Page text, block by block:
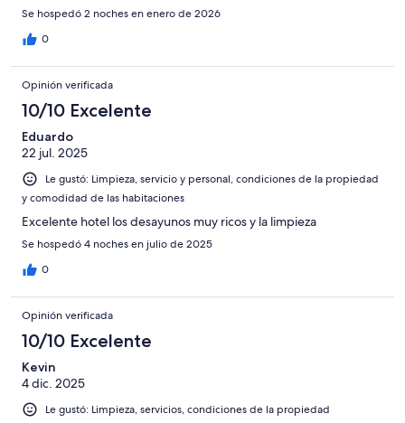
Se hospedó 2 noches en enero de 2026
0
Opinión verificada
10/10 Excelente
Eduardo
22 jul. 2025
Le gustó: Limpieza, servicio y personal, condiciones de la propiedad
y comodidad de las habitaciones
Excelente hotel los desayunos muy ricos y la limpieza
Se hospedó 4 noches en julio de 2025
0
Opinión verificada
10/10 Excelente
Kevin
4 dic. 2025
Le gustó: Limpieza, servicios, condiciones de la propiedad